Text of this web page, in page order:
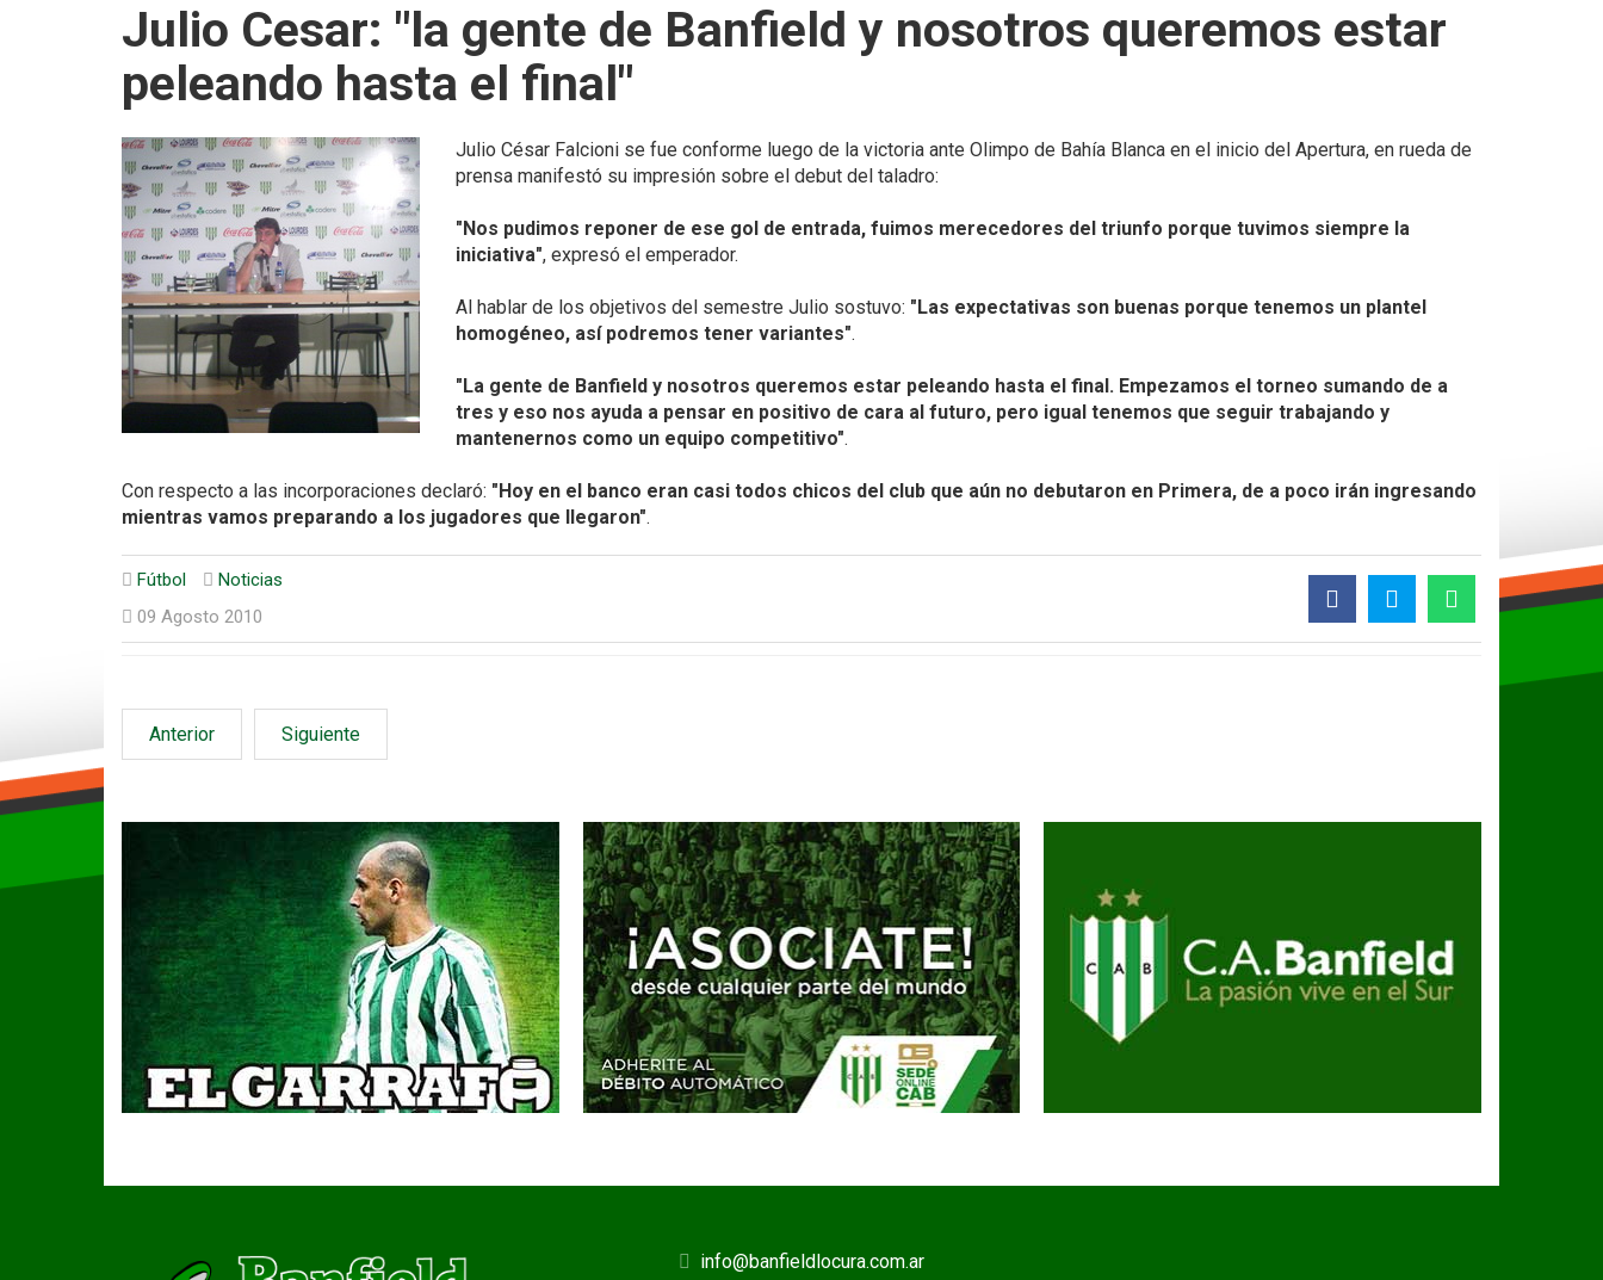
Julio Cesar: "la gente de Banfield y nosotros queremos estar
peleando hasta el final"
Julio César Falcioni se fue conforme luego de la victoria ante Olimpo de Bahía Blanca en el inicio del Apertura, en rueda de
prensa manifestó su impresión sobre el debut del taladro:
"Nos pudimos reponer de ese gol de entrada, fuimos merecedores del triunfo porque tuvimos siempre la
iniciativa", expresó el emperador.
Al hablar de los objetivos del semestre Julio sostuvo: "Las expectativas son buenas porque tenemos un plantel
homogéneo, así podremos tener variantes".
"La gente de Banfield y nosotros queremos estar peleando hasta el final. Empezamos el torneo sumando de a
tres y eso nos ayuda a pensar en positivo de cara al futuro, pero igual tenemos que seguir trabajando y
mantenernos como un equipo competitivo".
Con respecto a las incorporaciones declaró: "Hoy en el banco eran casi todos chicos del club que aún no debutaron en Primera, de a poco irán ingresando
mientras vamos preparando a los jugadores que llegaron".
Fútbol
Noticias
09 Agosto 2010
Anterior Siguiente
info@banfieldlocura.com.ar